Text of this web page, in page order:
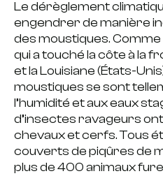
Le dérèglement
engendrer de manière
des moustiques.
qui a touché la côte à la
et la Louisiane (États-
moustiques se sont
l’humidité et aux eaux
d’insectes ravageurs
chevaux et cerfs. Tous
couverts de piqûres de
plus de 400 animaux